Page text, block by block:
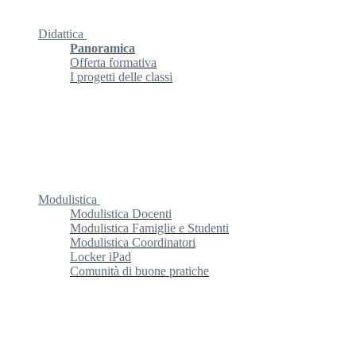
Didattica
Panoramica
Offerta formativa
I progetti delle classi
Modulistica
Modulistica Docenti
Modulistica Famiglie e Studenti
Modulistica Coordinatori
Locker iPad
Comunità di buone pratiche